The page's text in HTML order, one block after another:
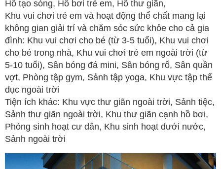
Hồ tạo sóng, Hồ bơi trẻ em, Hồ thư giãn,
Khu vui chơi trẻ em và hoạt động thể chất mang lại
không gian giải trí và chăm sóc sức khỏe cho cả gia
đình: Khu vui chơi cho bé (từ 3-5 tuổi), Khu vui chơi
cho bé trong nhà, Khu vui chơi trẻ em ngoài trời (từ
5-10 tuổi), Sân bóng đá mini, Sân bóng rổ, Sân quần
vợt, Phòng tập gym, Sảnh tập yoga, Khu vực tập thể
dục ngoài trời
Tiện ích khác: Khu vực thư giãn ngoài trời, Sảnh tiệc,
Sảnh thư giãn ngoài trời, Khu thư giãn cạnh hồ bơi,
Phòng sinh hoạt cư dân, Khu sinh hoạt dưới nước,
Sảnh ngoài trời